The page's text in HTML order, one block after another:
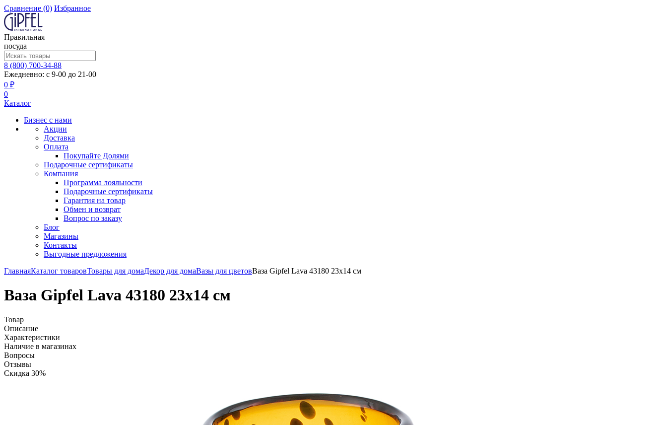
Сравнение (0) Избранное
Правильная
посуда
8 (800) 700-34-88
Ежедневно: с 9-00 до 21-00
0 ₽
0
Каталог
Бизнес с нами
Акции
Доставка
Оплата
Покупайте Долями
Подарочные сертификаты
Компания
Программа лояльности
Подарочные сертификаты
Гарантия на товар
Обмен и возврат
Вопрос по заказу
Блог
Магазины
Контакты
Выгодные предложения
ГлавнаяКаталог товаровТовары для домаДекор для домаВазы для цветовВаза Gipfel Lava 43180 23х14 см
Ваза Gipfel Lava 43180 23х14 см
Товар
Описание
Характеристики
Наличие в магазинах
Вопросы
Отзывы
Скидка 30%